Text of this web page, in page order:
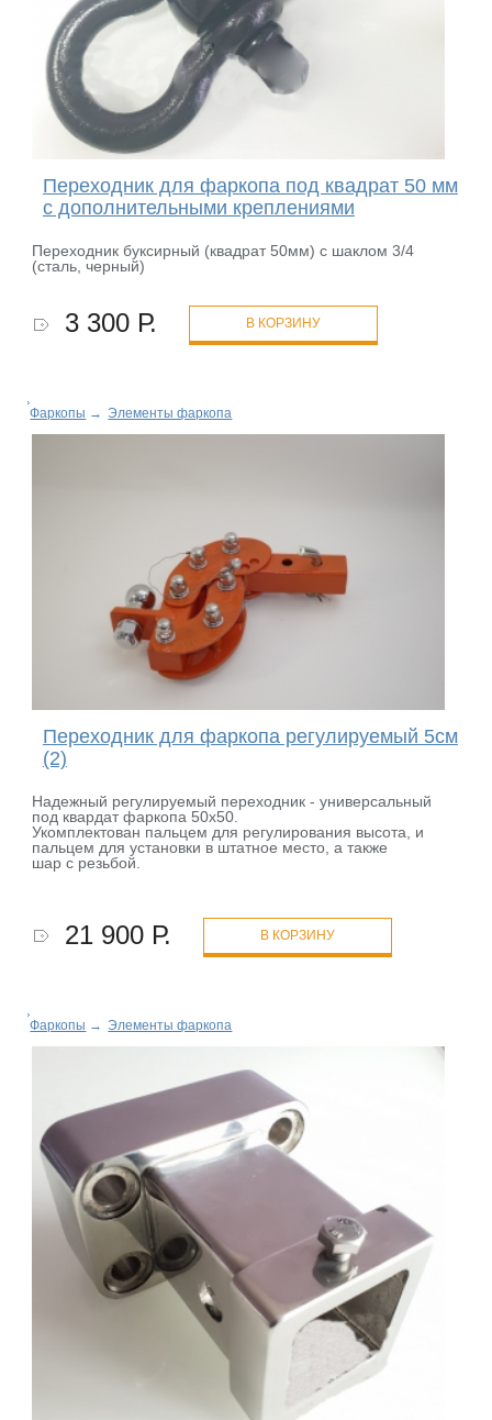
Переходник для фаркопа под квадрат 50 мм
с дополнительными креплениями
Переходник буксирный (квадрат 50мм) с шаклом 3/4
(сталь, черный)
3 300 Р. В КОРЗИНУ
Фаркопы → Элементы фаркопа
Переходник для фаркопа регулируемый 5см
(2)
Надежный регулируемый переходник - универсальный
под квардат фаркопа 50x50.
Укомплектован пальцем для регулирования высота, и
пальцем для установки в штатное место, а также
шар с резьбой.
21 900 Р. В КОРЗИНУ
Фаркопы → Элементы фаркопа